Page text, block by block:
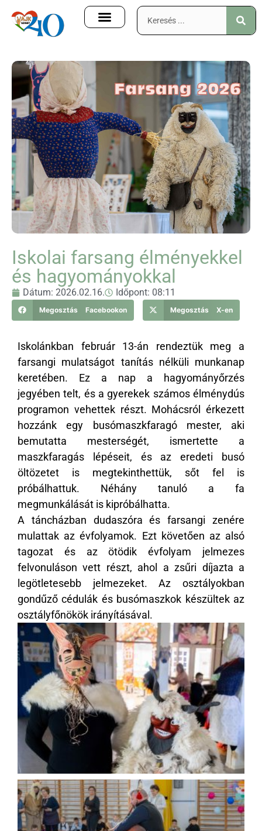
Iskolai farsang élményekkel
és hagyományokkal
Dátum: 2026.02.16. Időpont: 08:11
Megosztás Facebookon Megosztás X-en
Iskolánkban február 13-án rendeztük meg a
farsangi mulatságot tanítás nélküli munkanap
keretében. Ez a nap a hagyományőrzés
jegyében telt, és a gyerekek számos élménydús
programon vehettek részt. Mohácsról érkezett
hozzánk egy busómaszkfaragó mester, aki
bemutatta mesterségét, ismertette a
maszkfaragás lépéseit, és az eredeti busó
öltözetet is megtekinthettük, sőt fel is
próbálhattuk. Néhány tanuló a fa
megmunkálását is kipróbálhatta.
A táncházban dudaszóra és farsangi zenére
mulattak az évfolyamok. Ezt követően az alsó
tagozat és az ötödik évfolyam jelmezes
felvonuláson vett részt, ahol a zsűri díjazta a
legötletesebb jelmezeket. Az osztályokban
gondűző cédulák és busómaszkok készültek az
osztályfőnökök irányításával.